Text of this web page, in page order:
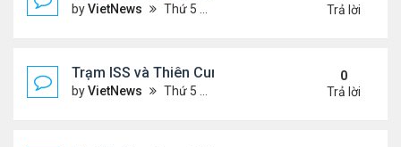
byVietNews Thứ 5 Tháng 4 28, 2022 2:52 pm
Trả lời
Trạm ISS và Thiên Cung trong ảnh 4 hành tinh
byVietNews Thứ 5 Tháng 4 28, 2022 2:51 pm
0
Trả lời